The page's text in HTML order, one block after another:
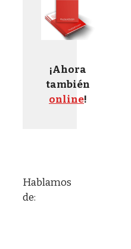
¡Ahora
también
online!
Hablamos
de: